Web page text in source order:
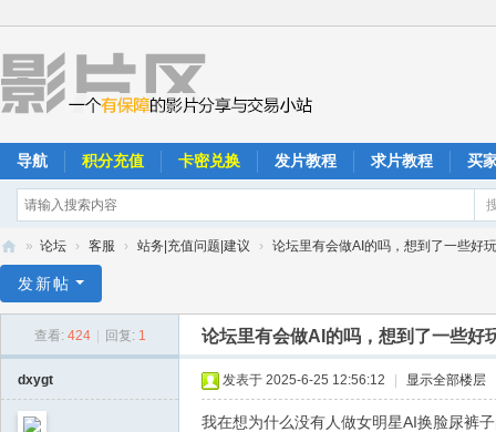
导航 积分充值 卡密兑换 发片教程 求片教程 买
片
» 论坛 › 客服 › 站务|充值问题|建议 › 论坛里有会做AI的吗，想到了一些好
发新帖
查看: 424 回复: 1 论坛里有会做AI的吗，想到了一些好
dxygt 发表于 2025-6-25 12:56:12 显示全部楼层
我在想为什么没有人做女明星AI换脸尿裤